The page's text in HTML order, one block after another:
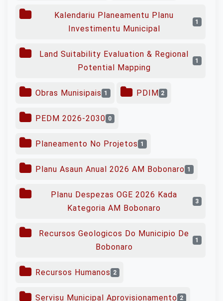
Kalendariu Planeamentu Planu
Investimentu Municipal
1
Land Suitability Evaluation & Regional
Potential Mapping
1
Obras Munisipais 1 PDIM 2
PEDM 2026-2030 0
Planeamento No Projetos 1
Planu Asaun Anual 2026 AM Bobonaro 1
Planu Despezas OGE 2026 Kada
Kategoria AM Bobonaro
3
Recursos Geologicos Do Municipio De
Bobonaro
1
Recursos Humanos 2
Servisu Municipal Aprovisionamento 2